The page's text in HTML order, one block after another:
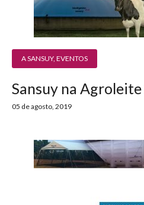
A SANSUY, EVENTOS
Sansuy na
05 de agosto, 2019